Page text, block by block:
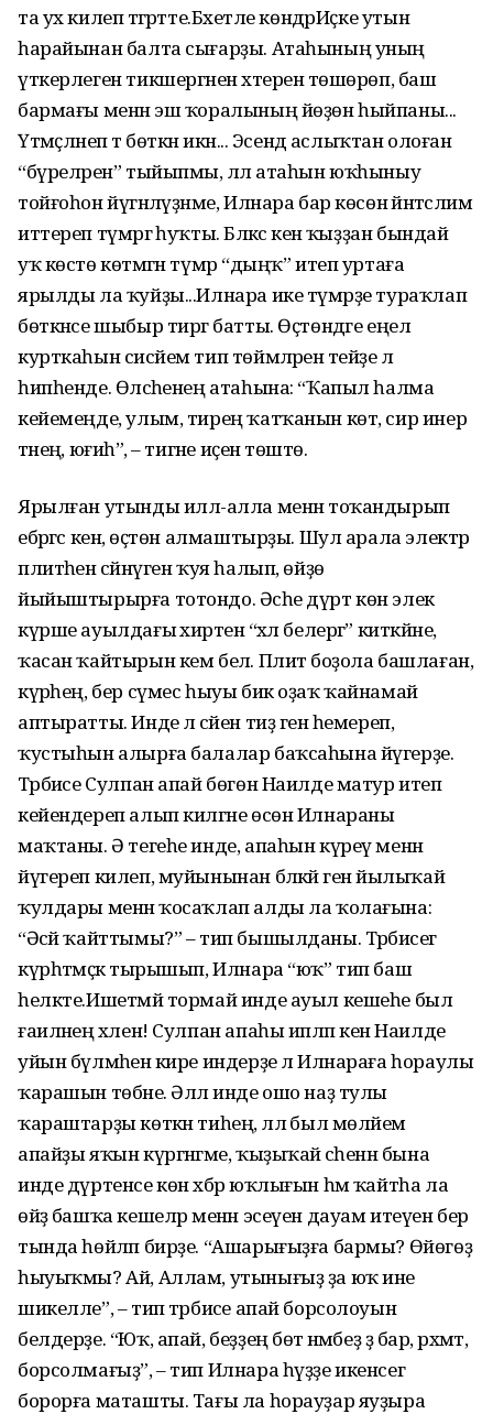
та ух килеп тәгәрәтте.Бәхетле көндәрИҫке утын
һарайынан балта сығарҙы. Атаһының уның
үткерлеген тикшергәнен хәтеренә төшөрөп, баш
бармағы менән эш ҡоралының йөҙөн һыйпаны...
Үтмәҫләнеп тә бөткән икән... Эсендә аслыҡтан олоған
“бүреләрен” тыйыпмы, әллә атаһын юҡһыныу
тойғоһон йүгәнләүҙәнме, Илнара бар көсөнә йәнтәслим
иттереп түмәргә һуҡты. Бәләкәс кенә ҡыҙҙан бындай
уҡ көстө көтмәгән түмәр “дыңҡ” итеп уртаға
ярылды ла ҡуйҙы...Илнара ике түмәрҙе тураҡлап
бөткәнсе шыбыр тиргә батты. Өҫтөндәге еңел
курткаһын сисәйем тип төймәләренә тейҙе лә
һипһенде. Өләсәһенең атаһына: “Ҡапыл һалма
кейемеңде, улым, тирең ҡатҡанын көт, сир инер
тәнеңә, юғиһә”, – тигәне иҫенә төштө.
Ярылған утынды иллә-алла менән тоҡандырып
ебәргәс кенә, өҫтөн алмаштырҙы. Шул арала электр
плитәһенә сәйнүген ҡуя һалып, өйҙө
йыйыштырырға тотондо. Әсәһе дүрт көн элек
күрше ауылдағы әхирәтенә “хәл белергә” киткәйне,
ҡасан ҡайтырын кем белә. Плитә боҙола башлаған,
күрәһең, бер сүмес һыуы бик оҙаҡ ҡайнамай
аптыратты. Инде лә сәйен тиҙ генә һемереп,
ҡустыһын алырға балалар баҡсаһына йүгерҙе.
Тәрбиәсе Сулпан апай бөгөн Наилде матур итеп
кейендереп алып килгәне өсөн Илнараны
маҡтаны. Ә тегеһе инде, апаһын күреү менән
йүгереп килеп, муйынынан бәләкәй генә йылыҡай
ҡулдары менән ҡосаҡлап алды ла ҡолағына:
“Әсәй ҡайттымы?” – тип бышылданы. Тәрбиәсегә
күрһәтмәҫкә тырышып, Илнара “юҡ” тип баш
һелкте.Ишетмәй тормай инде ауыл кешеһе был
ғаиләнең хәлен! Сулпан апаһы ипләп кенә Наилде
уйын бүлмәһенә кире индерҙе лә Илнараға һораулы
ҡарашын төбәне. Әллә инде ошо наҙ тулы
ҡараштарҙы көткән тиһең, әллә был мөләйем
апайҙы яҡын күргәнгәме, ҡыҙыҡай әсәһенән бына
инде дүртенсе көн хәбәр юҡлығын һәм ҡайтһа ла
өйҙә башҡа кешеләр менән эсеүен дауам итеүен бер
тында һөйләп бирҙе. “Ашарығыҙға бармы? Өйөгөҙ
һыуыҡмы? Ай, Аллам, утынығыҙ ҙа юҡ ине
шикелле”, – тип тәрбиәсе апай борсолоуын
белдерҙе. “Юҡ, апай, беҙҙең бөтә нәмәбеҙ ҙә бар, рәхмәт,
борсолмағыҙ”, – тип Илнара һүҙҙе икенсегә
борорға маташты. Тағы ла һорауҙар яуҙыра